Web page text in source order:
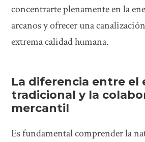
concentrarte plenamente en la
arcanos y ofrecer una
extrema calidad humana.
La diferencia entre el
tradicional y la
mercantil
Es fundamental comprender la